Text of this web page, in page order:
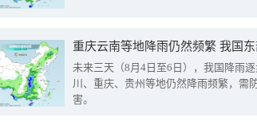
重庆云南等地降雨仍然频繁 我国
未来三天（8月4日至6日），我国降雨
川、重庆、贵州等地仍然降雨频繁，需
害。